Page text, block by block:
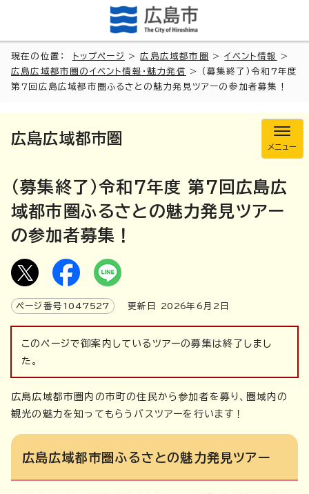
現在の位置： トップページ >広島広域都市圏 >イベント情報
>
広島広域都市圏のイベント情報・魅力発信
> （募集終了）令和7年度
第7回広島広域都市圏ふるさとの魅力発見ツアーの参加者募集！
広島広域都市圏
メニュー
（募集終了）令和7年度 第7回広島広
域都市圏ふるさとの魅力発見ツアー
の参加者募集！
ページ番号 1047527 更新日 2026年6月2日
このページで御案内しているツアーの募集は終了しまし
た。
広島広域都市圏内の市町の住民から参加者を募り、圏域内の
観光の魅力を知ってもらうバスツアーを行います！
広島広域都市圏ふるさとの魅力発見ツアー